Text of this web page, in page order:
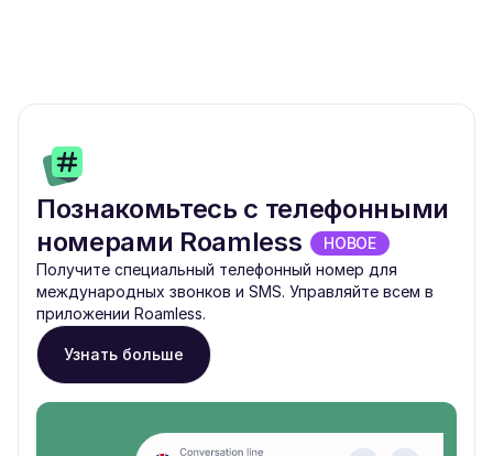
Познакомьтесь с телефонными
номерами Roamless
НОВОЕ
Получите специальный телефонный номер для
международных звонков и SMS. Управляйте всем в
приложении Roamless.
Узнать больше